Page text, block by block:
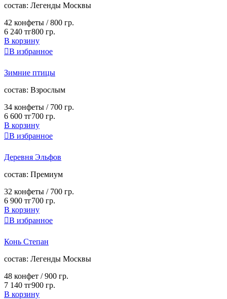
cостав: Легенды Москвы
42 конфеты /800 гр.
6 240 тг800 гр.
В корзину
В избранное
Зимние птицы
cостав: Взрослым
34 конфеты / 700 гр.
6 600 тг700 гр.
В корзину
В избранное
Деревня Эльфов
cостав: Премиум
32 конфеты / 700 гр.
6 900 тг700 гр.
В корзину
В избранное
Конь Степан
cостав: Легенды Москвы
48 конфет /900 гр.
7 140 тг900 гр.
В корзину